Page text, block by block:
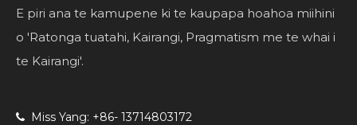
E piri ana te kamupene ki te kaupapa hoahoa miihini
o 'Ratonga tuatahi, Kairangi, Pragmatism me te whai i
te Kairangi'.
 Miss Yang: +86- 13714803172